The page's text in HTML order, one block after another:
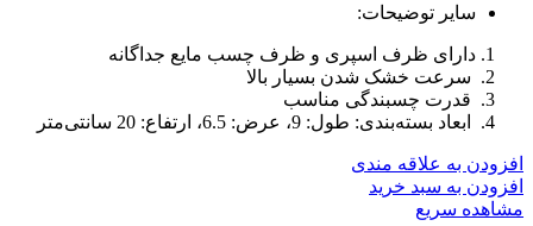
سایر توضیحات:
دارای ظرف اسپری و ظرف چسب مایع جداگانه
سرعت خشک شدن بسیار بالا
قدرت چسبندگی مناسب
ابعاد بسته‌بندی: طول: 9، عرض: 6.5، ارتفاع: 20 سانتی‌متر
افزودن به علاقه مندی
افزودن به سبد خرید
مشاهده سریع